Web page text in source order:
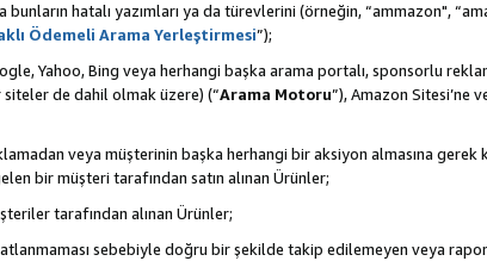
hatalı yazımları ya da türevlerini (örneğin, “ammazon",
Ödemeli Arama Yerleştirmesi”);
Yahoo, Bing veya herhangi başka arama portalı, sponsorlu
de dahil olmak üzere) (“Arama Motoru”), Amazon Sitesi’ne
veya müşterinin başka herhangi bir aksiyon almasına gerek
bir müşteri tarafından satın alınan Ürünler;
tarafından alınan Ürünler;
sebebiyle doğru bir şekilde takip edilemeyen veya